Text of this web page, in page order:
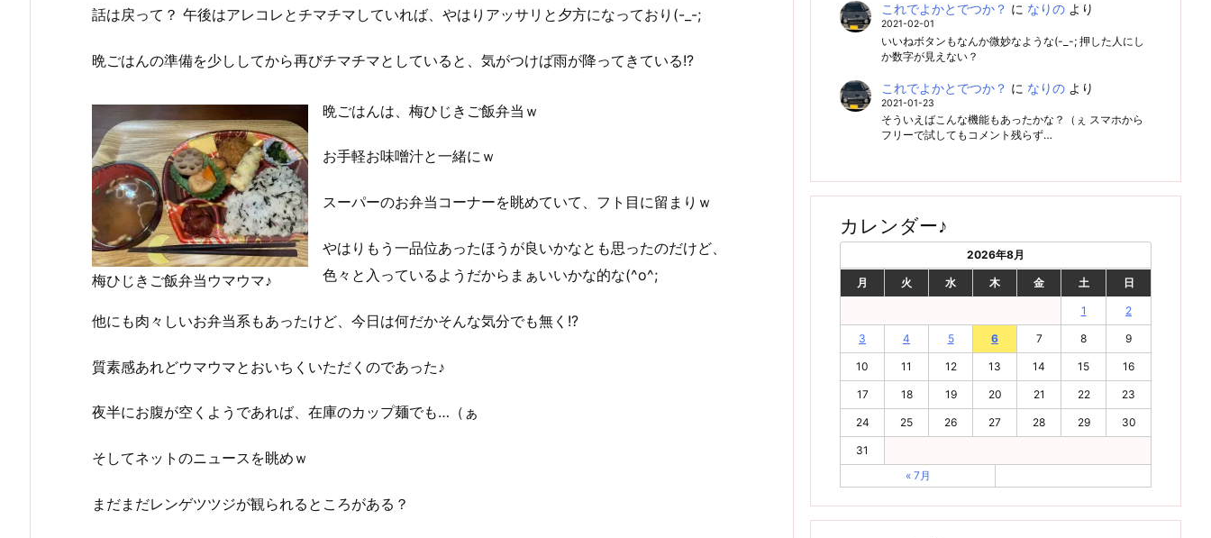
話は戻って？ 午後はアレコレとチマチマしていれば、やはりアッサリと夕方になっており(-_-;
晩ごはんの準備を少ししてから再びチマチマとしていると、気がつけば雨が降ってきている!?
梅ひじきご飯弁当ウマウマ♪
晩ごはんは、梅ひじきご飯弁当ｗ
お手軽お味噌汁と一緒にｗ
スーパーのお弁当コーナーを眺めていて、フト目に留まりｗ
やはりもう一品位あったほうが良いかなとも思ったのだけど、
色々と入っているようだからまぁいいかな的な(^o^;
他にも肉々しいお弁当系もあったけど、今日は何だかそんな気分でも無く!?
質素感あれどウマウマとおいちくいただくのであった♪
夜半にお腹が空くようであれば、在庫のカップ麺でも…（ぁ
そしてネットのニュースを眺めｗ
まだまだレンゲツツジが観られるところがある？
これでよかとでつか？ に なりのより
2021-02-01
いいねボタンもなんか微妙なような(-_-; 押した人にし
か数字が見えない？
これでよかとでつか？ に なりのより
2021-01-23
そういえばこんな機能もあったかな？（ぇ スマホから
フリーで試してもコメント残らず…
カレンダー♪
2026年8月
月 火 水 木 金 土 日
1 2
3 4 5 6 7 8 9
10 11 12 13 14 15 16
17 18 19 20 21 22 23
24 25 26 27 28 29 30
31
« 7月